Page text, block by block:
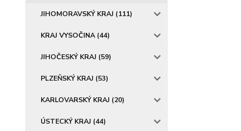
JIHOMORAVSKÝ KRAJ (111)
KRAJ VYSOČINA (44)
JIHOČESKÝ KRAJ (59)
PLZEŇSKÝ KRAJ (53)
KARLOVARSKÝ KRAJ (20)
ÚSTECKÝ KRAJ (44)